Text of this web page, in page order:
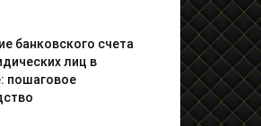
банковского счета
лиц в
пошаговое